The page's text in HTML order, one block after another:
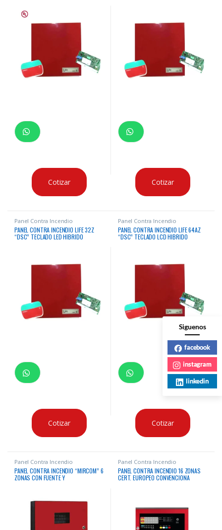
Cotizar Cotizar
Panel Contra Incendio
PANEL CONTRA INCENDIO LIFE 32Z
“DSC” TECLADO LED HIBRIDO
Cotizar
Panel Contra Incendio
PANEL CONTRA INCENDIO LIFE 64AZ
“DSC” TECLADO LCD HIBRIDO
Cotizar
Panel Contra Incendio
PANEL CONTRA INCENDIO “MIRCOM” 6
ZONAS CON FUENTE Y
Panel Contra Incendio
PANEL CONTRA INCENDIO 16 ZONAS
CERT. EUROPEO CONVENCIONA
Siguenos
facebook
instagram
linkedin